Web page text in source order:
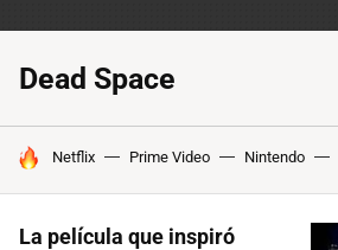
Dead Space
HOY SE HABLA DE
Netflix Prime Video Nintendo
La película que inspiró